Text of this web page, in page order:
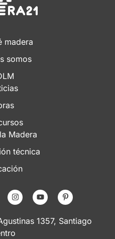
madera
somos
Madera
técnica
1357, Santiago